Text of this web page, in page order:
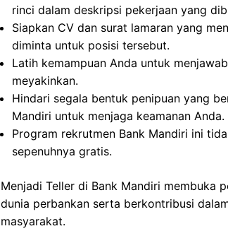
rinci dalam deskripsi pekerjaan yang
Siapkan CV dan surat lamaran yang
diminta untuk posisi tersebut.
Latih kemampuan Anda untuk
meyakinkan.
Hindari segala bentuk penipuan yang
Mandiri untuk menjaga keamanan Anda.
Program rekrutmen Bank Mandiri ini
sepenuhnya gratis.
Menjadi Teller di Bank Mandiri membuka
dunia perbankan serta berkontribusi
masyarakat.